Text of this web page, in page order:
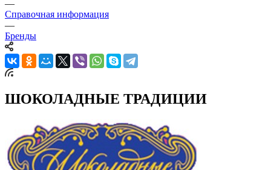
—
Справочная информация
—
Бренды
ШОКОЛАДНЫЕ ТРАДИЦИИ